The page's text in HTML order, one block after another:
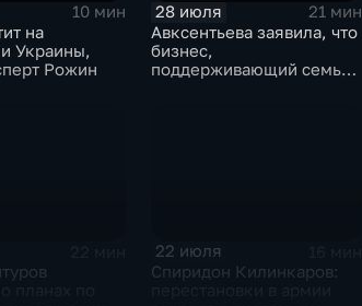
10 мин
на
Украины,
Рожин
28 июля
21 мин
Авксентьева заявила, что
бизнес,
поддерживающий семьи,
22 июля
Спиридон Килинкаров: